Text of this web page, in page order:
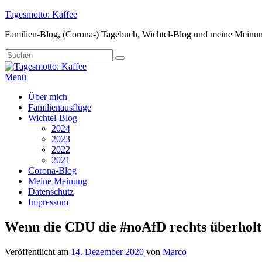
Zum
springen
Tagesmotto: Kaffee
Familien-Blog, (Corona-) Tagebuch, Wichtel-Blog und meine
Suche
nach:
Suchen
Menü
Primäres
Menü
Über mich
Familienausflüge
Wichtel-Blog
2024
2023
2022
2021
Corona-Blog
Meine Meinung
Datenschutz
Impressum
Wenn die CDU die #noAfD rechts
Veröffentlicht am 14. Dezember 2020 von Marco